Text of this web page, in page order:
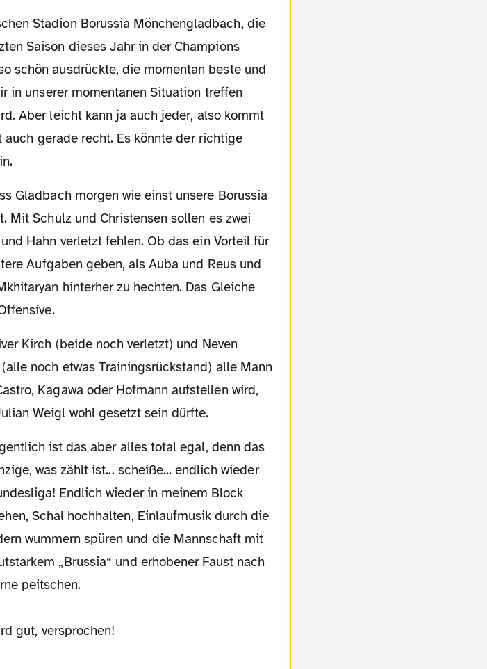
Saison dieses Jahr in der Champions
schön ausdrückte, die momentan beste und
in unserer momentanen Situation treffen
Aber leicht kann ja auch jeder, also kommt
gerade recht. Es könnte der richtige
Mit Schulz und Christensen sollen es zwei
Hahn verletzt fehlen. Ob das ein Vorteil für
Aufgaben geben, als Auba und Reus und
hinterher zu hechten. Das Gleiche
noch etwas Trainingsrückstand) alle Mann
Kagawa oder Hofmann aufstellen wird,
Weigl wohl gesetzt sein dürfte.
was zählt ist... scheiße... endlich wieder
Endlich wieder in meinem Block
Schal hochhalten, Einlaufmusik durch die
wummern spüren und die Mannschaft mit
„Brussia“ und erhobener Faust nach
peitschen.
gut, versprochen!